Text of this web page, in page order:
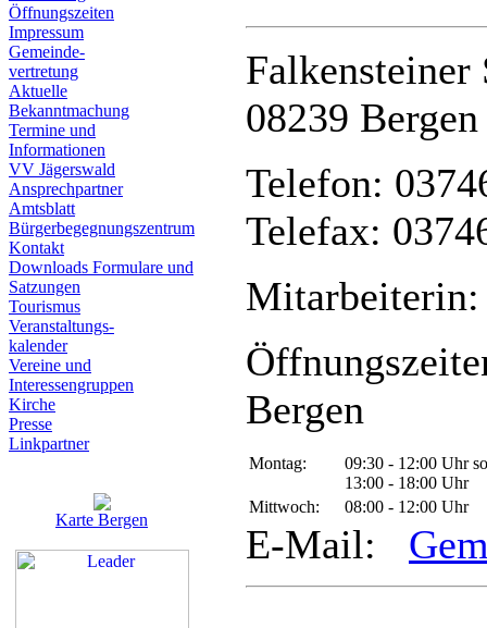
Öffnungszeiten
Impressum
Gemeinde-
vertretung
Aktuelle
Bekanntmachung
Termine und
Informationen
VV Jägerswald
Ansprechpartner
Amtsblatt
Bürgerbegegnungszentrum
Kontakt
Downloads Formulare und
Satzungen
Tourismus
Veranstaltungs-
kalender
Vereine und
Interessen­gruppen
Kirche
Presse
Linkpartner
Karte Bergen
Falkensteiner
08239 Bergen
Telefon:
Telefax:
Mitarbeiterin:
Bergen
Montag:
09:30 - 12:00 Uhr
13:00 - 18:00 Uhr
Mittwoch:
08:00 - 12:00 Uhr
E-Mail: